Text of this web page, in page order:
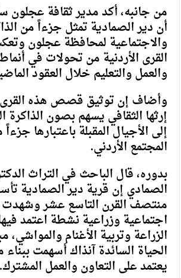
من جانبه، أكد مدير ثقافة عجلون
أن دير الصمادية تمثل جزءاً من
والاجتماعية لمحافظة عجلون
القرى الأردنية من تحولات في
والعمل والتعليم خلال العقود
وأضاف إن توثيق قصص هذه
إرثها الثقافي يسهم بصون الذاكرة
إلى الأجيال المقبلة باعتبارها
المجتمع الأردني.
بدوره، قال الباحث في التراث
الصمادي إن قرية دير الصمادية
منتصف القرن التاسع عشر
اجتماعية وزراعية نشطة اعتمد
الزراعة وتربية الأغنام والمواشي،
الحياة السائدة آنذاك أسهمت
يعتمد على التعاون والعمل المشترك.